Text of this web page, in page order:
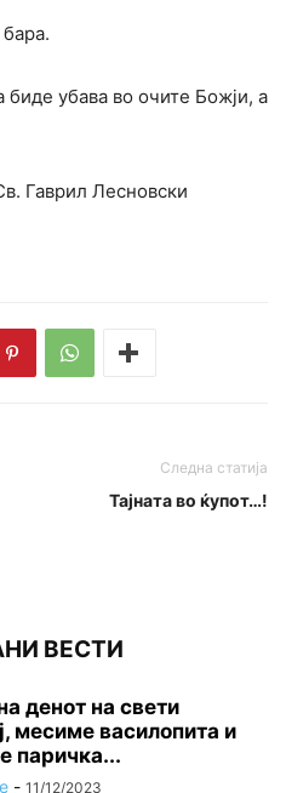
бара.
убава во очите Божји, а
Гаврил Лесновски
Следна статија
Тајната во ќупот…!
ВЕСТИ
денот на свети
месиме василопита и
паричка...
- 11/12/2023